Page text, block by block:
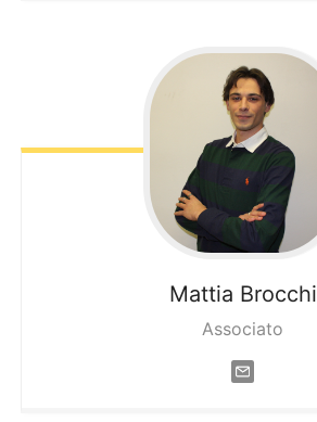
Mattia Brocchi
Associato